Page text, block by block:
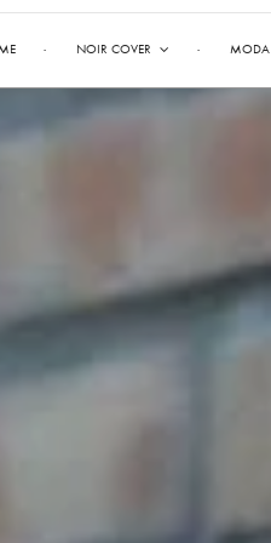
NOIR COVER MODA